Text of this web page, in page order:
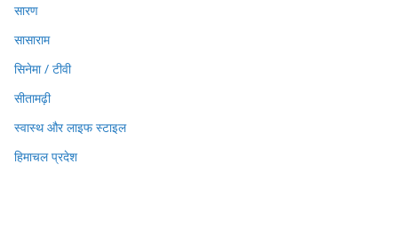
सारण
सासाराम
सिनेमा / टीवी
सीतामढ़ी
स्वास्थ और लाइफ स्टाइल
हिमाचल प्रदेश